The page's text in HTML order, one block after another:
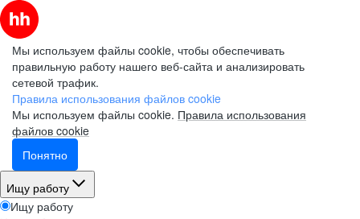
Мы используем файлы cookie, чтобы обеспечивать
правильную работу нашего веб-сайта и анализировать
сетевой трафик.
Правила использования файлов cookie
Мы используем файлы cookie. Правила использования
файлов cookie
Понятно
Ищу работу
Ищу работу